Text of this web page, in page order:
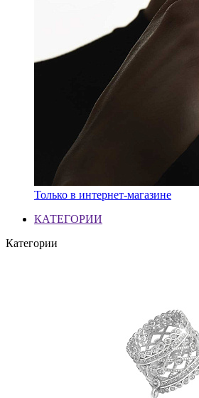
Только в интернет-магазине
КАТЕГОРИИ
Категории